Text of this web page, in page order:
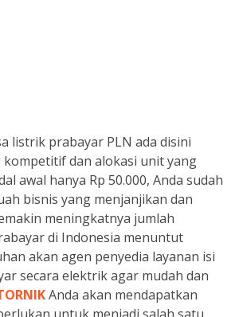
listrik prabayar PLN ada disini
dan alokasi unit yang
awal hanya Rp 50.000, Anda sudah
bisnis yang menjanjikan dan
meningkatnya jumlah
di Indonesia menuntut
akan agen penyedia layanan isi
secara elektrik agar mudah dan
Anda akan mendapatkan